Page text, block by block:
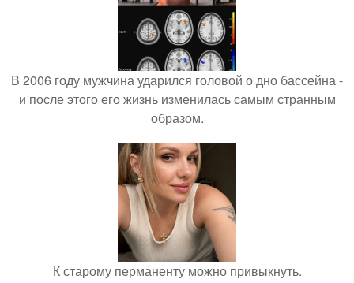
В 2006 году мужчина ударился головой о дно бассейна -
и после этого его жизнь изменилась самым странным
образом.
К старому перманенту можно привыкнуть.